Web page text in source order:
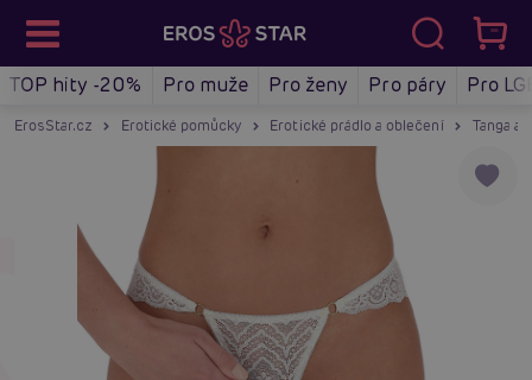
TOP hity -20% Pro muže Pro ženy Pro páry Pro
ErosStar.cz Erotické pomůcky Erotické prádlo a oblečení Tanga a